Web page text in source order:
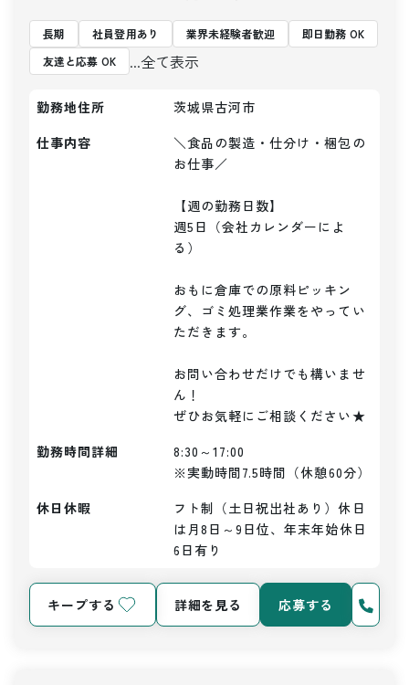
長期 社員登用あり 業界未経験者歓迎
即日勤務 OK
友達と応募 OK
...全て表示
勤務地住所
茨城県古河市
仕事内容
＼食品の製造・仕分け・梱包の
お仕事／
【週の勤務日数】
週5日（会社カレンダーによ
る）
おもに倉庫での原料ピッキン
グ、ゴミ処理業作業をやってい
ただきます。
お問い合わせだけでも構いませ
ん！
ぜひお気軽にご相談ください★
勤務時間詳細
8:30～17:00
※実動時間7.5時間（休憩60分）
休日休暇
フト制（土日祝出社あり）休日
は月8日～9日位、年末年始休日
6日有り
キープする 詳細を見る 応募する